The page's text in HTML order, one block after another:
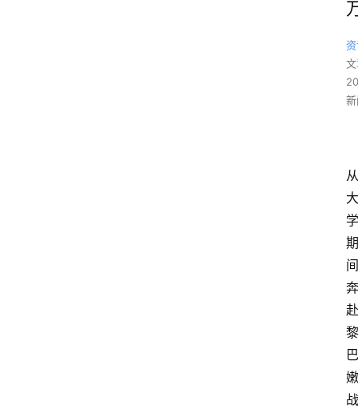
从
大
学
期
间
奔
赴
黎
巴
嫩
战